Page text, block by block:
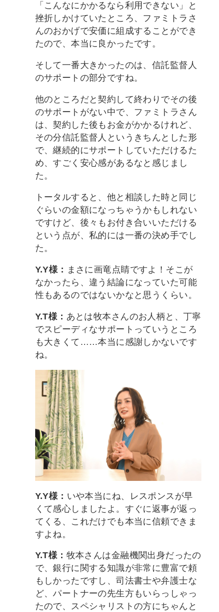
「こんなにかかるなら利用できない」と
挫折しかけていたところ、ファミトラさ
んのおかげで安価に組成することができ
たので、本当に良かったです。
そして一番大きかったのは、信託監督人
のサポートの部分ですね。
他のところだと契約して終わりでその後
のサポートがない中で、ファミトラさん
は、契約した後もお金がかかるけれど、
その分信託監督人というきちんとした形
で、継続的にサポートしていただけるた
め、すごく安心感があるなと感じまし
た。
トータルすると、他と相談した時と同じ
ぐらいの金額になっちゃうかもしれない
ですけど、後々もお付き合いいただける
という点が、私的には一番の決め手でし
た。
Y.Y様： まさに画竜点睛ですよ！そこが
なかったら、違う結論になっていた可能
性もあるのではないかなと思うくらい。
Y.T様： あとは牧本さんのお人柄と、丁寧
でスピーディなサポートっていうところ
も大きくて……本当に感謝しかないです
ね。
Y.Y様： いや本当にね、レスポンスが早
くて感心しましたよ。すぐに返事が返っ
てくる、これだけでも本当に信頼できま
すよね。
Y.T様： 牧本さんは金融機関出身だったの
で、銀行に関する知識が非常に豊富で頼
もしかったですし、司法書士や弁護士な
ど、パートナーの先生方もいらっしゃっ
たので、スペシャリストの方にちゃんと